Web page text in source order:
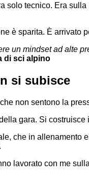
solo tecnico. Era
è sparita. È
un mindset ad alte
di sci alpino
si subisce
non sentono la
gara. Si
che in allenamento
lavorato con me